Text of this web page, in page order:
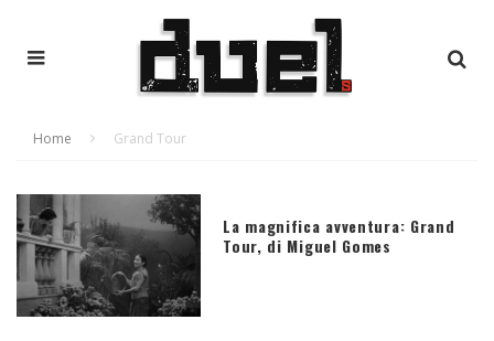
Home Grand Tour
La magnifica avventura: Grand
Tour, di Miguel Gomes